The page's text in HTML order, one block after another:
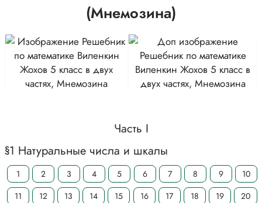
(Мнемозина)
Часть I
§1 Натуральные числа и шкалы
1 2 3 4 5 6 7 8 9
10
11
12 13 14 15 16 17 18 19
20